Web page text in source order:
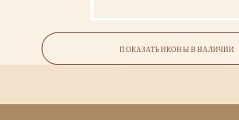
Семейная икона (5 фигур)
ПОКАЗАТЬ ИКОНЫ В НАЛИЧИИ